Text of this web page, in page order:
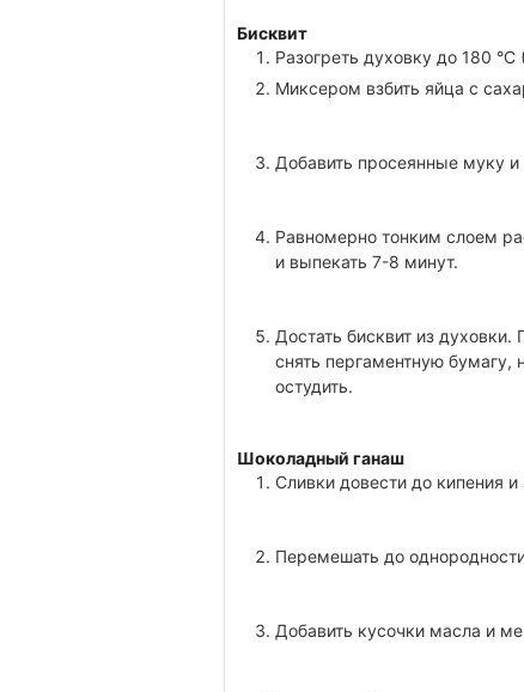
Бисквит
Разогреть духовку до 180
Миксером взбить яйца с
Добавить просеянные муку
Равномерно тонким слоем
и выпекать 7-8 минут.
Достать бисквит из
снять пергаментную
остудить.
Шоколадный ганаш
Сливки довести до кипения
Перемешать до
Добавить кусочки масла и